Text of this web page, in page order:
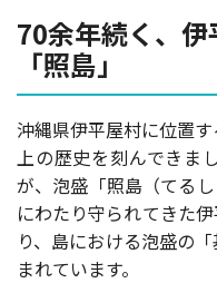
70余年続く、
「照島」
沖縄県伊平屋村に位置
上の歴史を刻んできま
が、泡盛「照島（てる
にわたり守られてきた
り、島における泡盛の
まれています。